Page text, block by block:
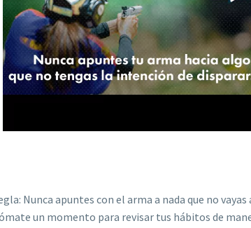
Nunca apuntes con el arma a nada que no
un momento para revisar tus hábitos de